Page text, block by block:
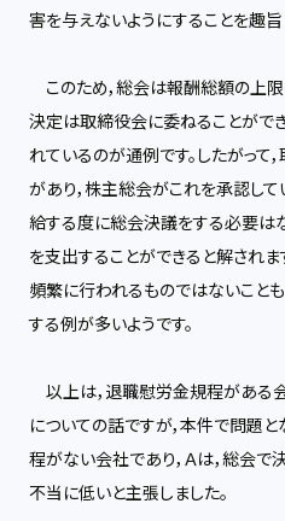
害を与えないようにすることを趣旨
このため，総会は報酬総額の上
決定は取締役会に委ねることがで
れているのが通例です。したがっ
があり，株主総会がこれを承認し
給する度に総会決議をする必要は
を支出することができると解され
頻繁に行われるものではないこと
する例が多いようです。
以上は，退職慰労金規程がある
についての話ですが，本件で問題
程がない会社であり，Ａは，総会
不当に低いと主張しました。